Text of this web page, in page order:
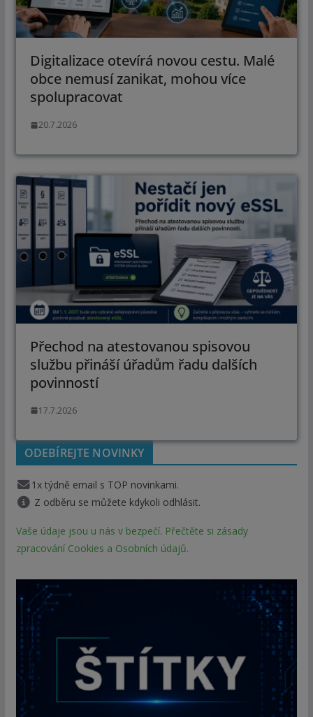
Digitalizace otevírá novou cestu. Malé
obce nemusí zanikat, mohou více
spolupracovat
20.7.2026
Přechod na atestovanou spisovou
službu přináší úřadům řadu dalších
povinností
17.7.2026
ODEBÍREJTE NOVINKY
1x týdně email s TOP novinkami.
Z odběru se můžete kdykoli odhlásit.
Vaše údaje jsou u nás v bezpečí. Přečtěte si zásady
zpracování Cookies a Osobních údajů.